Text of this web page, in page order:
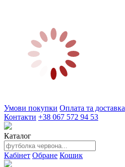
Умови покупки Оплата та доставка
Контакти +38 067 572 94 53
Каталог
Кабінет Обране Кошик